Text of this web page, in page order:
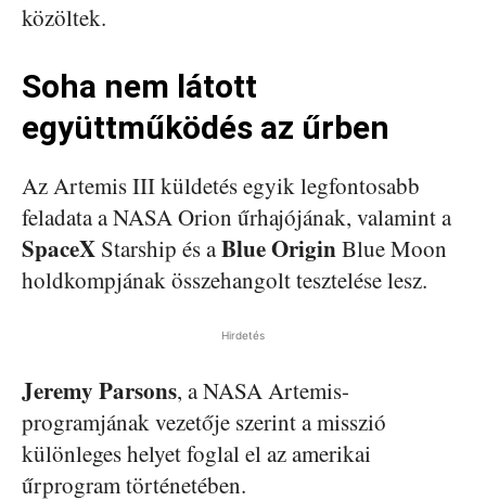
közöltek.
Soha nem látott
együttműködés az űrben
Az Artemis III küldetés egyik legfontosabb
feladata a NASA Orion űrhajójának, valamint a
SpaceX Starship és aBlue OriginBlue Moon
holdkompjának összehangolt tesztelése lesz.
Hirdetés
Jeremy Parsons, a NASA Artemis-
programjának vezetője szerint a misszió
különleges helyet foglal el az amerikai
űrprogram történetében.